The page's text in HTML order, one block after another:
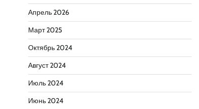
Апрель 2026
Март 2025
Октябрь 2024
Август 2024
Июль 2024
Июнь 2024